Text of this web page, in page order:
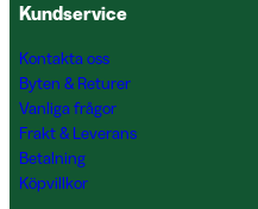
Kundservice
Kontakta oss
Byten & Returer
Vanliga frågor
Frakt & Leverans
Betalning
Köpvillkor